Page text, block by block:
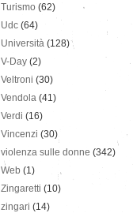
Turismo (62)
Udc (64)
Università (128)
V-Day (2)
Veltroni (30)
Vendola (41)
Verdi (16)
Vincenzi (30)
violenza sulle donne (342)
Web (1)
Zingaretti (10)
zingari (14)